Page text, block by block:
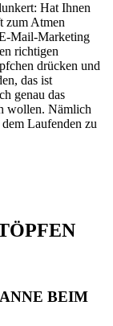
Hat Ihnen
zum Atmen
Mail-Marketing
richtigen
drücken und
das ist
genau das
wollen. Nämlich
Laufenden zu
BEIM